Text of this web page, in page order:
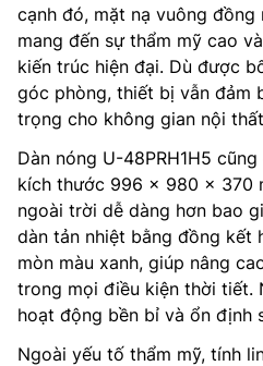
cạnh đó, mặt nạ vuông
mang đến sự thẩm mỹ cao
kiến trúc hiện đại. Dù được
góc phòng, thiết bị vẫn đảm
trọng cho không gian nội
Dàn nóng U-48PRH1H5
kích thước 996 x 980 x 370
ngoài trời dễ dàng hơn bao
dàn tản nhiệt bằng đồng kết
mòn màu xanh, giúp nâng
trong mọi điều kiện thời tiết.
hoạt động bền bỉ và ổn định
Ngoài yếu tố thẩm mỹ, tính